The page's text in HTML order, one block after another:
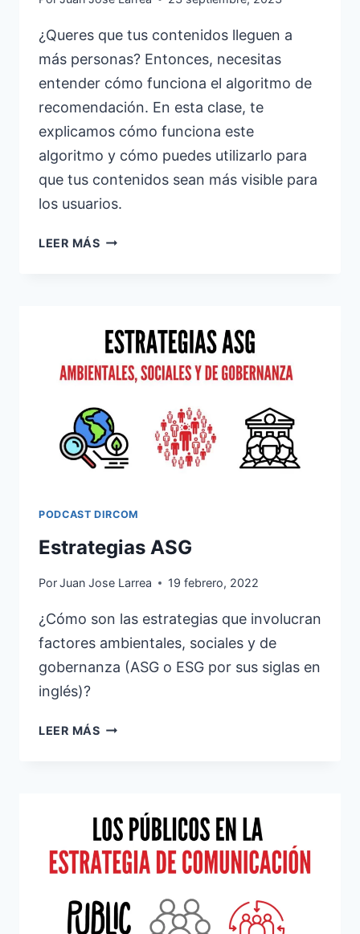
¿Queres que tus contenidos lleguen a
más personas? Entonces, necesitas
entender cómo funciona el algoritmo de
recomendación. En esta clase, te
explicamos cómo funciona este
algoritmo y cómo puedes utilizarlo para
que tus contenidos sean más visible para
los usuarios.
LEER MÁSALGORITMOS
ESTRATEGIA
DE
COMUNICACIÓN
PODCAST DIRCOM
Estrategias ASG
PorJuan Jose Larrea 19 febrero, 2022
¿Cómo son las estrategias que involucran
factores ambientales, sociales y de
gobernanza (ASG o ESG por sus siglas en
inglés)?
LEER MÁSESTRATEGIAS